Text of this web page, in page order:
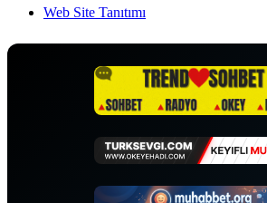
Web Site Tanıtımı